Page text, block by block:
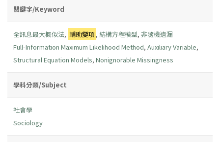
關鍵字/Keyword
全訊息最大概似法, 輔助變項, 結構方程模型,非隨機遺漏
Full-Information Maximum Likelihood Method, Auxiliary Variable,
Structural Equation Models, Nonignorable Missingness
學科分類/Subject
社會學
Sociology